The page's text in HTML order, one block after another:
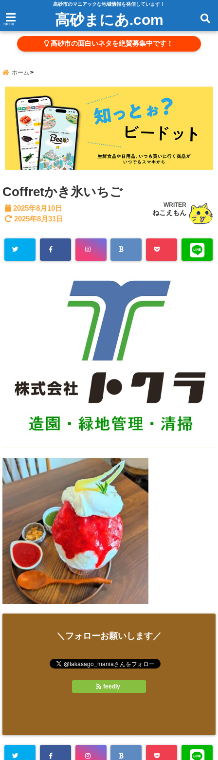
高砂市のマニアックな地域情報を発信しています！
menu 高砂まにあ.com
高砂市の面白いネタを絶賛募集中です！
ホーム
Coffretかき氷いちご
2025年8月10日
2025年8月31日
WRITER
ねこえもん
＼フォローお願いします／
feedly